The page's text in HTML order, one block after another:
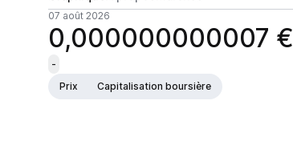
07 août 2026
0,000000000007 €
-
Prix
Capitalisation boursière